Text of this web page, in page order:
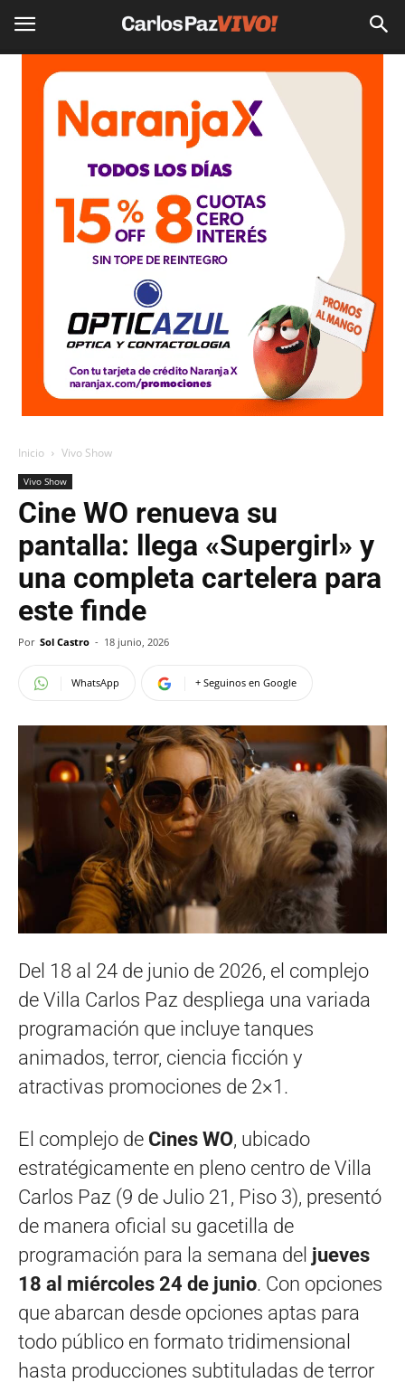
Inicio Vivo Show
Vivo Show
Cine WO renueva su
pantalla: llega «Supergirl» y
una completa cartelera para
este finde
Por Sol Castro - 18 junio, 2026
WhatsApp + Seguinos en Google
Del 18 al 24 de junio de 2026, el complejo
de Villa Carlos Paz despliega una variada
programación que incluye tanques
animados, terror, ciencia ficción y
atractivas promociones de 2×1.
El complejo de Cines WO, ubicado
estratégicamente en pleno centro de Villa
Carlos Paz (9 de Julio 21, Piso 3), presentó
de manera oficial su gacetilla de
programación para la semana del jueves
18 al miércoles 24 de junio. Con opciones
que abarcan desde opciones aptas para
todo público en formato tridimensional
hasta producciones subtituladas de terror